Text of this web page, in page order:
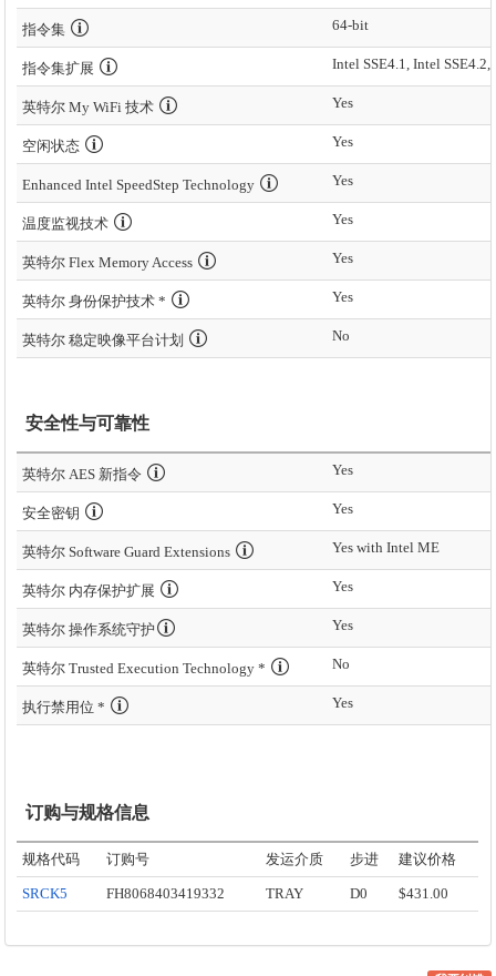
指令集 64-bit
指令集扩展 Intel SSE4.1, Intel
英特尔 My WiFi 技术 Yes
空闲状态 Yes
Enhanced Intel SpeedStep Technology Yes
温度监视技术 Yes
英特尔 Flex Memory Access Yes
英特尔 身份保护技术 * Yes
英特尔 稳定映像平台计划 No
安全性与可靠性
英特尔 AES 新指令 Yes
安全密钥 Yes
英特尔 Software Guard Extensions Yes with Intel ME
英特尔 内存保护扩展 Yes
英特尔 操作系统守护 Yes
英特尔 Trusted Execution Technology * No
执行禁用位 * Yes
订购与规格信息
规格代码 订购号 发运介质 步进 建议价格
SRCK5 FH8068403419332 TRAY D0 $431.00